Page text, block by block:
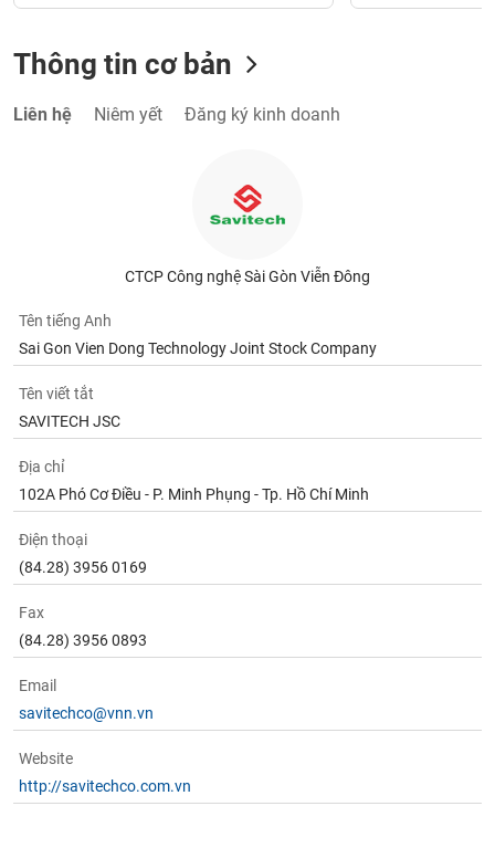
Thông tin cơ bản
Liên hệ Niêm yết Đăng ký kinh doanh
CTCP Công nghệ Sài Gòn Viễn Đông
Tên tiếng Anh
Sai Gon Vien Dong Technology Joint Stock Company
Tên viết tắt
SAVITECH JSC
Địa chỉ
102A Phó Cơ Điều - P. Minh Phụng - Tp. Hồ Chí Minh
Điện thoại
(84.28) 3956 0169
Fax
(84.28) 3956 0893
Email
savitechco@vnn.vn
Website
http://savitechco.com.vn